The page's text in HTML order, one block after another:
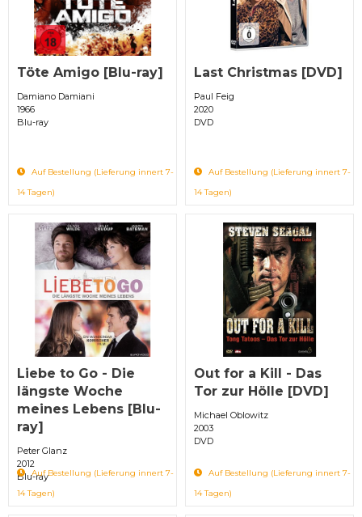
Töte Amigo [Blu-ray]
Damiano Damiani
1966
Blu-ray
Auf Bestellung (Lieferung innert 7-
14 Tagen)
Last Christmas [DVD]
Paul Feig
2020
DVD
Auf Bestellung (Lieferung innert 7-
14 Tagen)
Liebe to Go - Die
längste Woche
meines Lebens [Blu-
ray]
Peter Glanz
2012
Blu-ray
Auf Bestellung (Lieferung innert 7-
14 Tagen)
Out for a Kill - Das
Tor zur Hölle [DVD]
Michael Oblowitz
2003
DVD
Auf Bestellung (Lieferung innert 7-
14 Tagen)